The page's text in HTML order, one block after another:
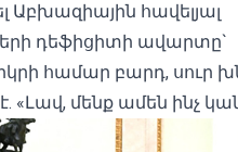
Աբխազիային հավելյալ
դեֆիցիտի ավարտը`
համար բարդ, սուր
մենք ամեն ինչ